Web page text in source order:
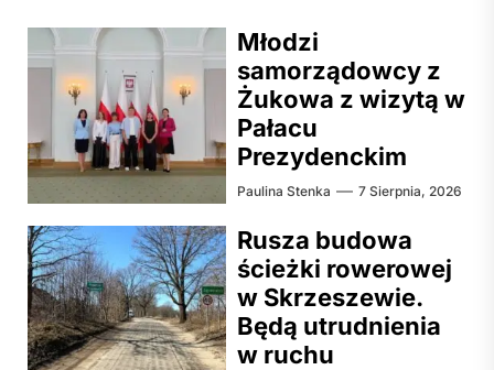
Młodzi
samorządowcy z
Żukowa z wizytą w
Pałacu
Prezydenckim
Paulina Stenka 7 Sierpnia, 2026
Rusza budowa
ścieżki rowerowej
w Skrzeszewie.
Będą utrudnienia
w ruchu